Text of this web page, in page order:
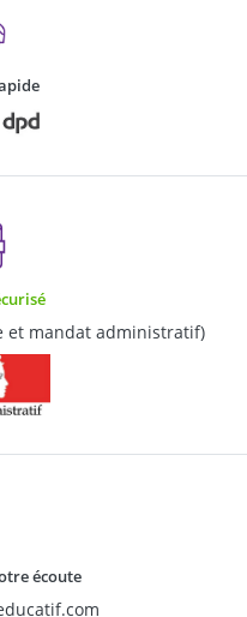
et mandat administratif)
écoute